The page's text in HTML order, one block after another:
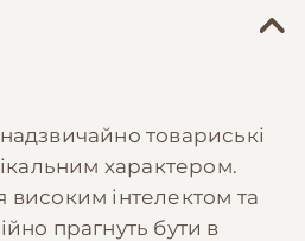
товариські
характером.
високим інтелектом та
прагнуть бути в